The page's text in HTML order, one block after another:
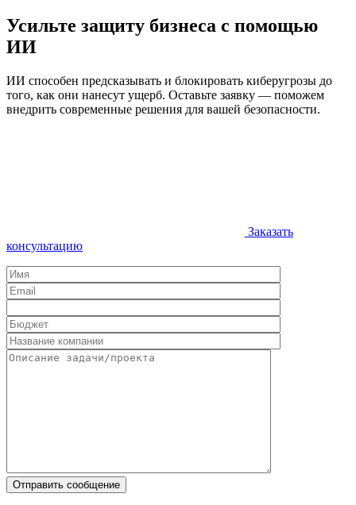
Усильте защиту бизнеса с помощью
ИИ
ИИ способен предсказывать и блокировать киберугрозы до
того, как они нанесут ущерб. Оставьте заявку — поможем
внедрить современные решения для вашей безопасности.
Заказать
консультацию